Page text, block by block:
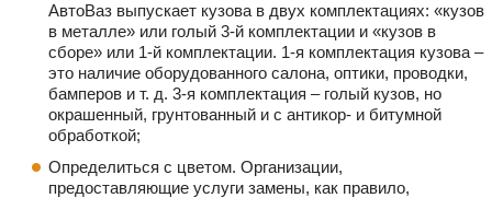
АвтоВаз выпускает кузова в двух комплектациях: «кузов
в металле» или голый 3-й комплектации и «кузов в
сборе» или 1-й комплектации. 1-я комплектация кузова –
это наличие оборудованного салона, оптики, проводки,
бамперов и т. д. 3-я комплектация – голый кузов, но
окрашенный, грунтованный и с антикор- и битумной
обработкой;
Определиться с цветом. Организации,
предоставляющие услуги замены, как правило,